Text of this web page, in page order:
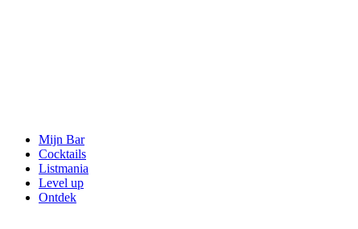
Mijn Bar
Cocktails
Listmania
Level up
Ontdek